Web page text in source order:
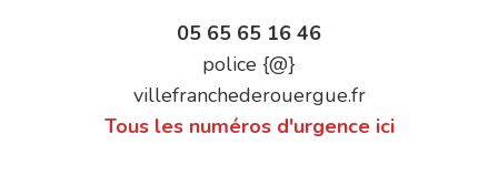
05 65 65 16 46
police {@}
villefranchederouergue.fr
Tous les numéros d'urgence ici